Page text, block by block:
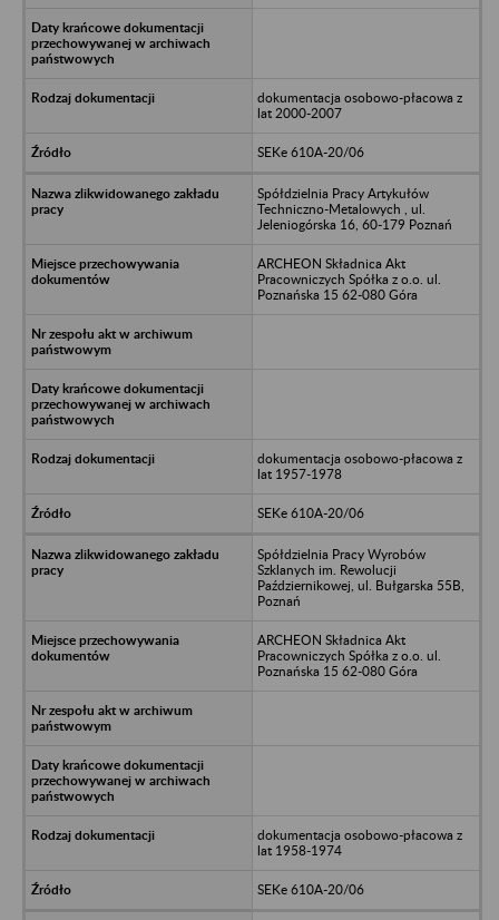
dokumentacja osobowo-płacowa z
lat 2000-2007
SEKe 610A-20/06
Spółdzielnia Pracy Artykułów
Techniczno-Metalowych , ul.
Jeleniogórska 16, 60-179 Poznań
ARCHEON Składnica Akt
Pracowniczych Spółka z o.o. ul.
Poznańska 15 62-080 Góra
dokumentacja osobowo-płacowa z
lat 1957-1978
SEKe 610A-20/06
Spółdzielnia Pracy Wyrobów
Szklanych im. Rewolucji
Październikowej, ul. Bułgarska 55B,
Poznań
ARCHEON Składnica Akt
Pracowniczych Spółka z o.o. ul.
Poznańska 15 62-080 Góra
dokumentacja osobowo-płacowa z
lat 1958-1974
SEKe 610A-20/06